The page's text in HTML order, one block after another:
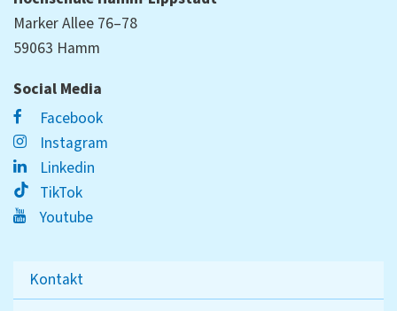
Marker Allee 76–78
59063 Hamm
Social Media
Facebook
Instagram
Linkedin
TikTok
Youtube
Kontakt